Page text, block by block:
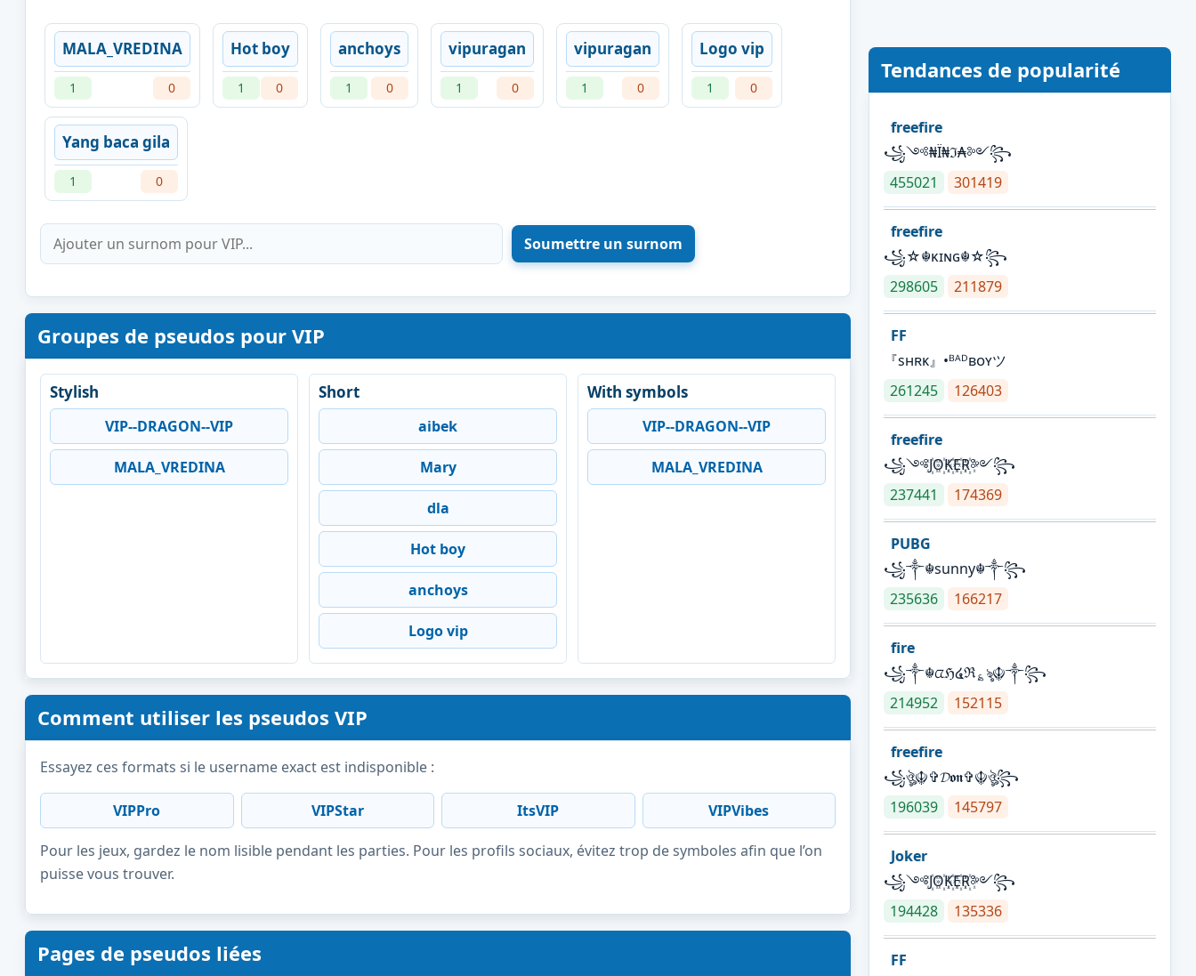
MALA_VREDINA
1 0
Hot boy
1 0
anchoys
1 0
vipuragan
1 0
vipuragan
1 0
Logo vip
1 0
Yang baca gila
1 0
Groupes de pseudos pour VIP
Stylish
VIP--DRAGON--VIP
MALA_VREDINA
Short
aibek
Mary
dla
Hot boy
anchoys
Logo vip
With symbols
VIP--DRAGON--VIP
MALA_VREDINA
Comment utiliser les pseudos VIP
Essayez ces formats si le username exact est indisponible :
VIPPro VIPStar ItsVIP VIPVibes
Pour les jeux, gardez le nom lisible pendant les parties. Pour les profils sociaux, évitez trop de symboles afin que l’on
puisse vous trouver.
Pages de pseudos liées
Tendances de popularité
freefire
꧁༺₦Ї₦ℑ₳༻꧂
455021
301419
freefire
꧁☆☬κɪɴɢ☬☆꧂
298605
211879
FF
『sʜʀᴋ』•ᴮᴬᴰʙᴏʏツ
261245
126403
freefire
꧁༺J꙰O꙰K꙰E꙰R꙰༻꧂
237441
174369
PUBG
꧁༒☬sunny☬༒꧂
235636
166217
fire
꧁༒☬ᤂℌ໔ℜ؏ৡ☬༒꧂
214952
152115
freefire
꧁ঔৣ☬✞𝓓𝖔𝖓✞☬ঔৣ꧂
196039
145797
Joker
꧁༺J꙰O꙰K꙰E꙰R꙰༻꧂
194428
135336
FF